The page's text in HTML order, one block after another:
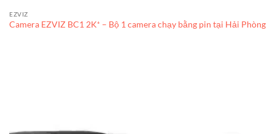
EZVIZ
Camera EZVIZ BC1 2K⁺ – Bộ 1 camera chạy bằng pin tại Hải Phòng